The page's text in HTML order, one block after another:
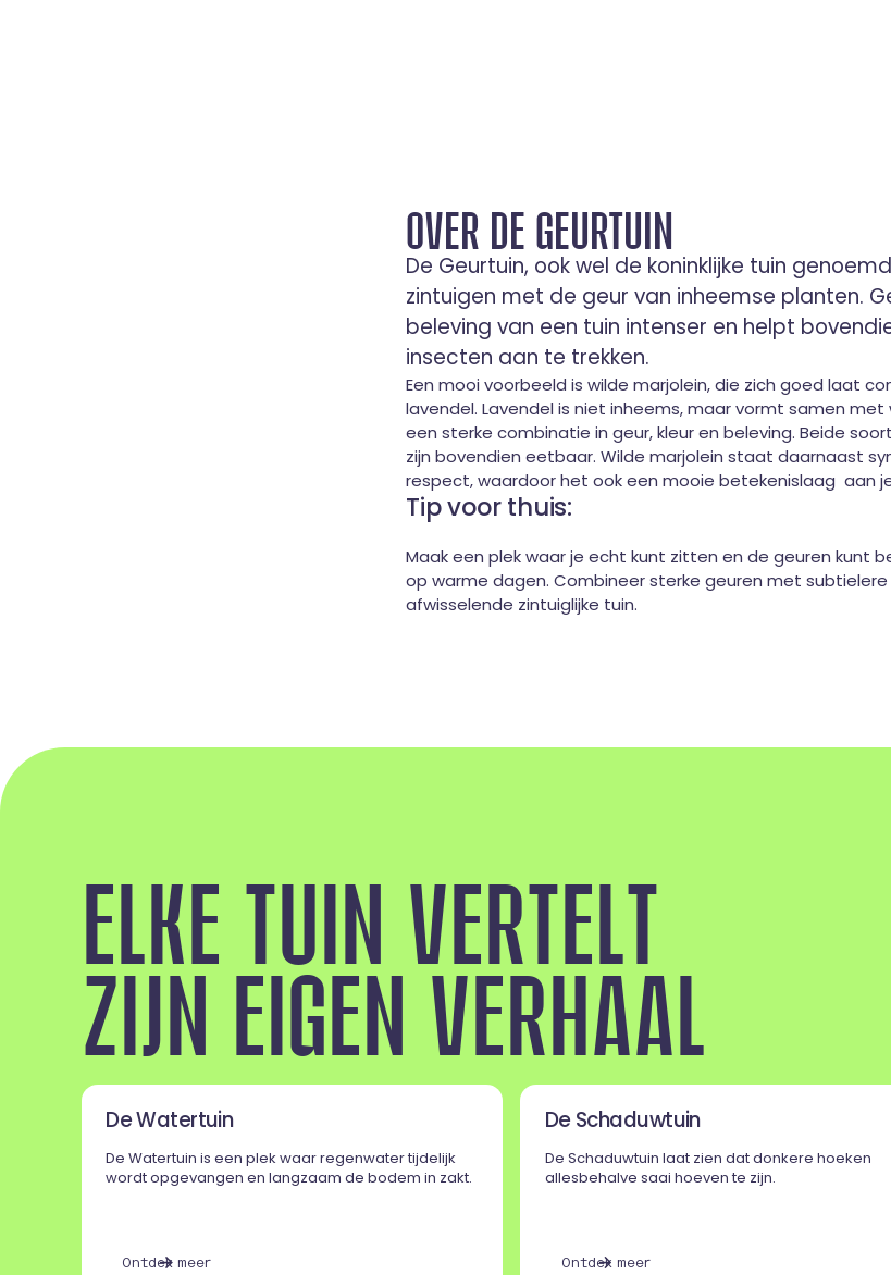
OVER DE GEURTUIN
De Geurtuin, ook wel de koninklijke tuin
zintuigen met de geur van inheemse planten.
beleving van een tuin intenser en helpt
insecten aan te trekken.
Een mooi voorbeeld is wilde marjolein, die zich goed laat
lavendel. Lavendel is niet inheems, maar vormt samen met
een sterke combinatie in geur, kleur en beleving. Beide
zijn bovendien eetbaar. Wilde marjolein staat daarnaast
respect, waardoor het ook een mooie betekenislaag aan
Tip voor thuis:
Maak een plek waar je echt kunt zitten en de geuren kunt
op warme dagen. Combineer sterke geuren met
afwisselende zintuiglijke tuin.
ELKE TUIN VERTELT
ZIJN EIGEN VERHAAL
De Watertuin
De Watertuin is een plek waar regenwater tijdelijk
wordt opgevangen en langzaam de bodem in zakt.
Ontdek meer
De Schaduwtuin
De Schaduwtuin laat zien dat donkere hoeken
allesbehalve saai hoeven te zijn.
Ontdek meer